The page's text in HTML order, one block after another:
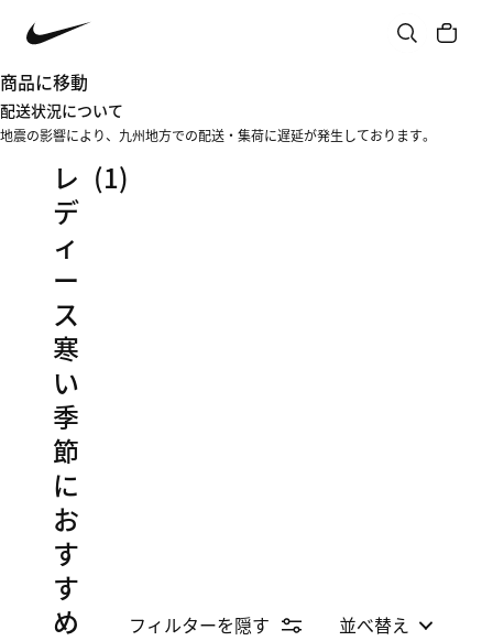
商品に移動
配送状況について
地震の影響により、九州地方での配送・集荷に遅延が発生しております。
レ
デ
ィ
ー
ス
寒
い
季
節
に
お
す
す
め
(1)
フィルターを隠す 並べ替え